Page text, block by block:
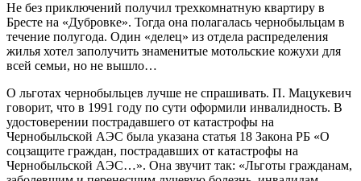
Не без приключений получил трехкомнатную квартиру в
Бресте на «Дубровке». Тогда она полагалась чернобыльцам в
течение полугода. Один «делец» из отдела распределения
жилья хотел заполучить знаменитые мотольские кожухи для
всей семьи, но не вышло…
О льготах чернобыльцев лучше не спрашивать. П. Мацукевич
говорит, что в 1991 году по сути оформили инвалидность. В
удостоверении пострадавшего от катастрофы на
Чернобыльской АЭС была указана статья 18 Закона РБ «О
соцзащите граждан, пострадавших от катастрофы на
Чернобыльской АЭС…». Она звучит так: «Льготы гражданам,